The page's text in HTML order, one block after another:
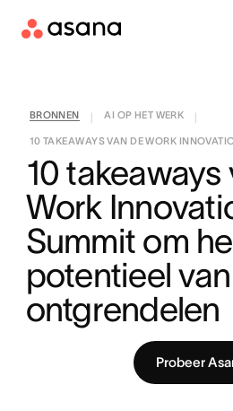
Contact opnemen
BRONNEN AI OP HET WERK
10 TAKEAWAYS VAN DE WORK
10 takeaways
Work
Summit om
potentieel
ontgrendelen
Probeer